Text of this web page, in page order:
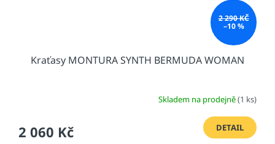
2 290 KČ
–10 %
Kraťasy MONTURA SYNTH BERMUDA WOMAN
Skladem na prodejně(1 ks)
2 060 Kč DETAIL